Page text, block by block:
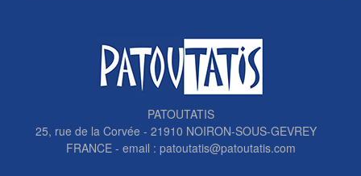
PATOUTATIS
25, rue de la Corvée - 21910 NOIRON-SOUS-GEVREY
FRANCE - email : patoutatis@patoutatis.com